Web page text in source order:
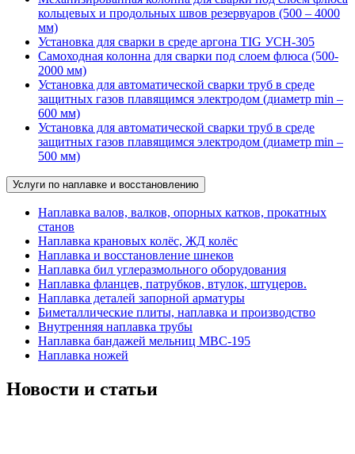
кольцевых и продольных швов резервуаров (500 – 4000
мм)
Установка для сварки в среде аргона TIG УСН-305
Самоходная колонна для сварки под слоем флюса (500-
2000 мм)
Установка для автоматической сварки труб в среде
защитных газов плавящимся электродом (диаметр min –
600 мм)
Установка для автоматической сварки труб в среде
защитных газов плавящимся электродом (диаметр min –
500 мм)
Услуги по наплавке и восстановлению
Наплавка валов, валков, опорных катков, прокатных
станов
Наплавка крановых колёс, ЖД колёс
Наплавка и восстановление шнеков
Наплавка бил углеразмольного оборудования
Наплавка фланцев, патрубков, втулок, штуцеров.
Наплавка деталей запорной арматуры
Биметаллические плиты, наплавка и производство
Внутренняя наплавка трубы
Наплавка бандажей мельниц МВС-195
Наплавка ножей
Новости и статьи